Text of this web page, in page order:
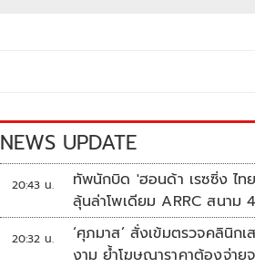
NEWS UPDATE
20:43 น.
ทัพนักบิด 'ฮอนด้า เรซซิ่ง ไท
ลุ้นล่าโพเดียม ARRC สนาม
กา
20:32 น.
‘ศุภมาส’ สั่งเข้มตรวจคลินิกเ
งาม ย้ำโฆษณาราคาต้องจ่าย